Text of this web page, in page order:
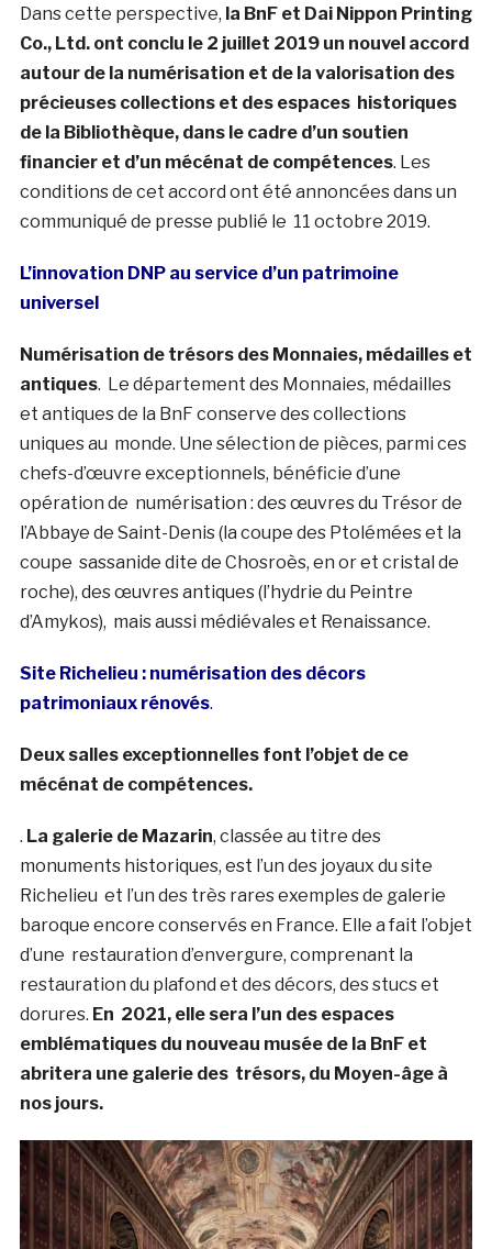
Dans cette perspective, la BnF et Dai Nippon Printing
Co., Ltd. ont conclu le 2 juillet 2019 un nouvel accord
autour de la numérisation et de la valorisation des
précieuses collections et des espaces historiques
de la Bibliothèque, dans le cadre d’un soutien
financier et d’un mécénat de compétences. Les
conditions de cet accord ont été annoncées dans un
communiqué de presse publié le 11 octobre 2019.
L’innovation DNP au service d’un patrimoine
universel
Numérisation de trésors des Monnaies, médailles et
antiques. Le département des Monnaies, médailles
et antiques de la BnF conserve des collections
uniques au monde. Une sélection de pièces, parmi ces
chefs-d’œuvre exceptionnels, bénéficie d’une
opération de numérisation : des œuvres du Trésor de
l’Abbaye de Saint-Denis (la coupe des Ptolémées et la
coupe sassanide dite de Chosroès, en or et cristal de
roche), des œuvres antiques (l’hydrie du Peintre
d’Amykos), mais aussi médiévales et Renaissance.
Site Richelieu : numérisation des décors
patrimoniaux rénovés.
Deux salles exceptionnelles font l’objet de ce
mécénat de compétences.
. La galerie de Mazarin, classée au titre des
monuments historiques, est l’un des joyaux du site
Richelieu et l’un des très rares exemples de galerie
baroque encore conservés en France. Elle a fait l’objet
d’une restauration d’envergure, comprenant la
restauration du plafond et des décors, des stucs et
dorures. En 2021, elle sera l’un des espaces
emblématiques du nouveau musée de la BnF et
abritera une galerie des trésors, du Moyen-âge à
nos jours.